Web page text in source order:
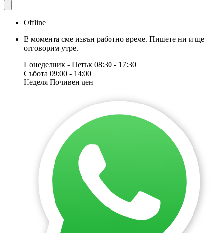
Offline
В момента сме извън работно време. Пишете ни и ще
отговорим утре.
Понеделник - Петък 08:30 - 17:30
Събота 09:00 - 14:00
Неделя Почивен ден